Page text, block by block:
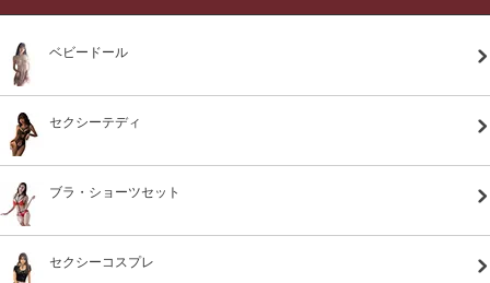
ベビードール
セクシーテディ
ブラ・ショーツセット
セクシーコスプレ